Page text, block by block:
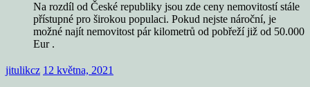
Na rozdíl od České republiky jsou zde ceny nemovitostí stále
přístupné pro širokou populaci. Pokud nejste nároční, je
možné najít nemovitost pár kilometrů od pobřeží již od 50.000
Eur .
jitulikcz 12 května, 2021